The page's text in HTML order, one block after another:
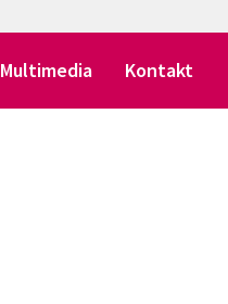
Multimedia Kontakt